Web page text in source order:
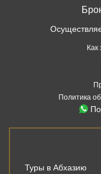
Как
Политика
Туры в Абхазию